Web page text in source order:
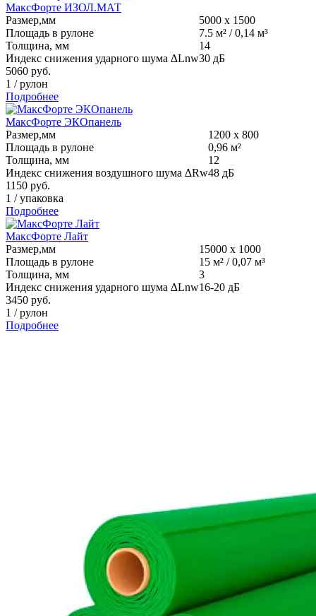
МаксФорте ИЗОЛ.МАТ
Размер,мм
5000 х 1500
Площадь в рулоне
7.5 м² / 0,14 м³
Толщина, мм
14
Индекс снижения ударного шума ∆Lnw30 дБ
5060 руб.
1 /рулон
Подробнее
МаксФорте ЭКОпанель
Размер,мм
1200 х 800
Площадь в рулоне
0,96 м²
Толщина, мм
12
Индекс снижения воздушного шума ∆Rw48 дБ
1150 руб.
1 /упаковка
Подробнее
МаксФорте Лайт
Размер,мм
15000 х 1000
Площадь в рулоне
15 м² / 0,07 м³
Толщина, мм
3
Индекс снижения ударного шума ∆Lnw16-20 дБ
3450 руб.
1 /рулон
Подробнее